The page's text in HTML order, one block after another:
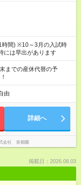
間) ※10～3月の入試時
には早出があります
までの産休代替の予
由
詳細へ
会社 首都圏
掲載日：2026.08.03